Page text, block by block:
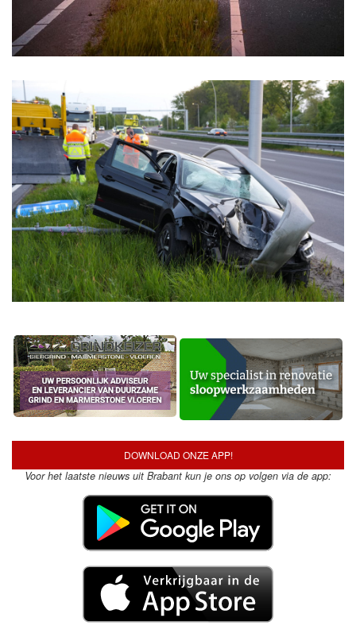
DOWNLOAD ONZE APP!
Voor het laatste nieuws uit Brabant kun je ons op volgen via de app: